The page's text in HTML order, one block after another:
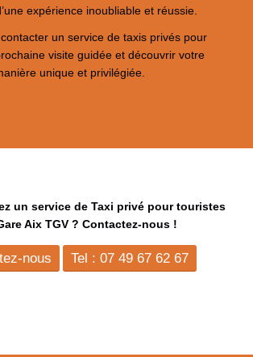
expérience inoubliable et réussie.
contacter un service de taxis privés pour
visite guidée et découvrir votre
unique et privilégiée.
un service de Taxi privé pour touristes
Aix TGV ? Contactez-nous !
nous Tel : 07 49 67 62 67